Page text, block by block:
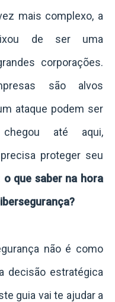
mais complexo, a
de ser uma
corporações.
são alvos
ataque podem ser
até aqui,
proteger seu
o que saber na hora
não é como
decisão estratégica
guia vai te ajudar a